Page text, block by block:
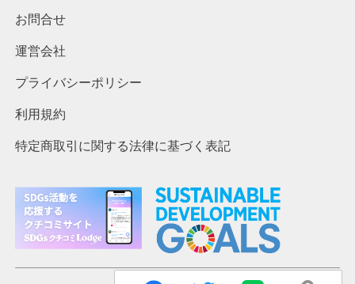
お問合せ
運営会社
プライバシーポリシー
利用規約
特定商取引に関する法律に基づく表記